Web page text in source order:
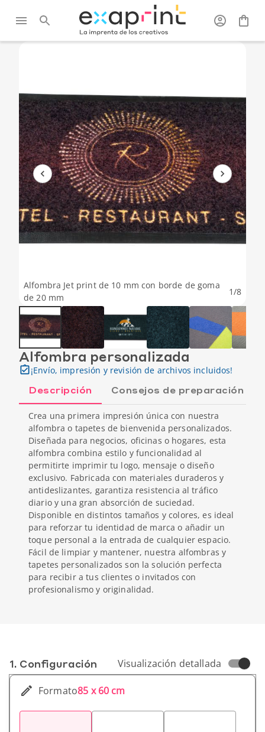
Alfombra Jet print de 10 mm con borde de goma
de 20 mm
1/8
Alfombra personalizada
¡Envío, impresión y revisión de archivos incluidos!
Descripción Consejos de preparación
Crea una primera impresión única con nuestra
alfombra o tapetes de bienvenida personalizados.
Diseñada para negocios, oficinas o hogares, esta
alfombra combina estilo y funcionalidad al
permitirte imprimir tu logo, mensaje o diseño
exclusivo. Fabricada con materiales duraderos y
antideslizantes, garantiza resistencia al tráfico
diario y una gran absorción de suciedad.
Disponible en distintos tamaños y colores, es ideal
para reforzar tu identidad de marca o añadir un
toque personal a la entrada de cualquier espacio.
Fácil de limpiar y mantener, nuestra alfombras y
tapetes personalizados son la solución perfecta
para recibir a tus clientes o invitados con
profesionalismo y originalidad.
1. Conf­iguración Visualización detallada
Formato85 x 60 cm